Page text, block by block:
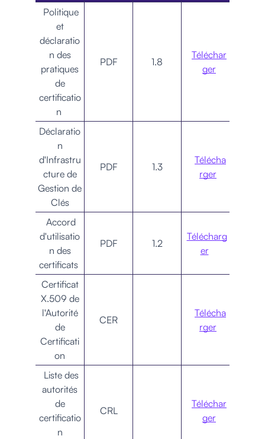
Politique
et
déclaratio
n des
pratiques
de
certificatio
n
PDF 1.8
Téléchar
ger
Déclaratio
n
d'Infrastru
cture de
Gestion de
Clés
PDF 1.3
Télécha
rger
Accord
d'utilisatio
n des
certificats
PDF 1.2
Télécharg
er
Certificat
X.509 de
l'Autorité
de
Certificati
on
CER
Télécha
rger
Liste des
autorités
de
certificatio
n
CRL
Téléchar
ger